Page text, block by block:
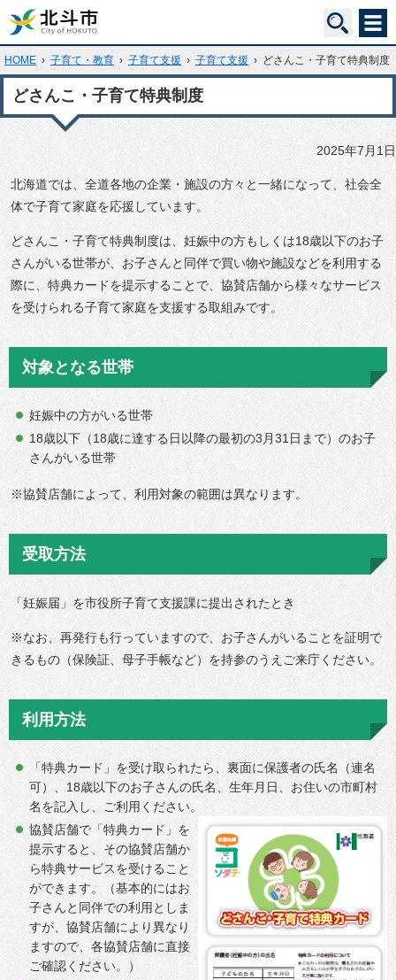
HOME › 子育て・教育 › 子育て支援 › 子育て支援 › どさんこ・子育て特典制度
どさんこ・子育て特典制度
2025年7月1日
北海道では、全道各地の企業・施設の方々と一緒になって、社会全
体で子育て家庭を応援しています。
どさんこ・子育て特典制度は、妊娠中の方もしくは18歳以下のお子
さんがいる世帯が、お子さんと同伴で買い物や施設などを利用する
際に、特典カードを提示することで、協賛店舗から様々なサービス
を受けられる子育て家庭を支援する取組みです。
対象となる世帯
妊娠中の方がいる世帯
18歳以下（18歳に達する日以降の最初の3月31日まで）のお子
さんがいる世帯
※協賛店舗によって、利用対象の範囲は異なります。
受取方法
「妊娠届」を市役所子育て支援課に提出されたとき
※なお、再発行も行っていますので、お子さんがいることを証明で
きるもの（保険証、母子手帳など）を持参のうえご来庁ください。
利用方法
「特典カード」を受け取られたら、裏面に保護者の氏名（連名
可）、18歳以下のお子さんの氏名、生年月日、お住いの市町村
名を記入し、ご利用ください。
協賛店舗で「特典カード」を
提示すると、その協賛店舗か
ら特典サービスを受けること
ができます。（基本的にはお
子さんと同伴での利用としま
すが、協賛店舗により異なり
ますので、各協賛店舗に直接
ご確認ください。）